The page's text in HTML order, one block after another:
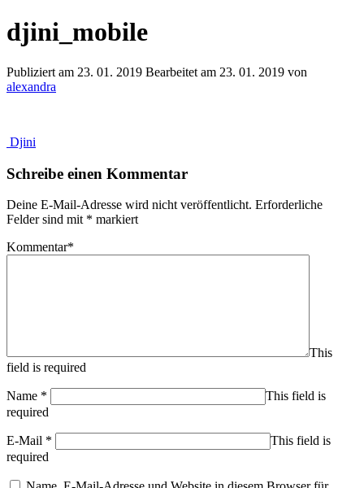
djini_mobile
Publiziert am 23. 01. 2019 Bearbeitet am 23. 01. 2019 von
alexandra
Djini
Schreibe einen Kommentar
Deine E-Mail-Adresse wird nicht veröffentlicht. Erforderliche
Felder sind mit * markiert
Kommentar*
This
field is required
Name *
This field is
required
E-Mail *
This field is
required